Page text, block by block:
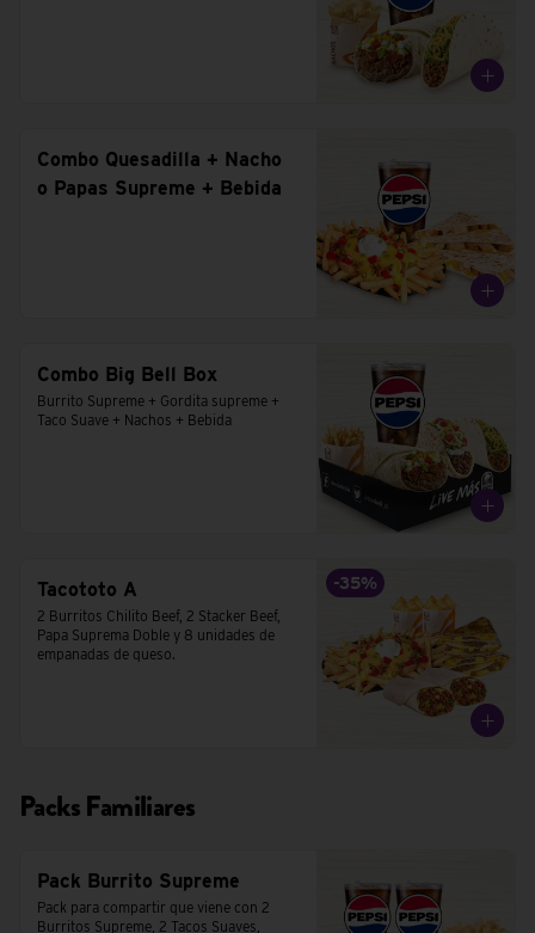
Combo Quesadilla + Nacho
o Papas Supreme + Bebida
Combo Big Bell Box
Burrito Supreme + Gordita supreme +
Taco Suave + Nachos + Bebida
-35%
Tacototo A
2 Burritos Chilito Beef, 2 Stacker Beef,
Papa Suprema Doble y 8 unidades de
empanadas de queso.
Packs Familiares
Pack Burrito Supreme
Pack para compartir que viene con 2
Burritos Supreme, 2 Tacos Suaves,